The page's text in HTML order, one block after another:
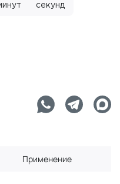
секунд
Применение